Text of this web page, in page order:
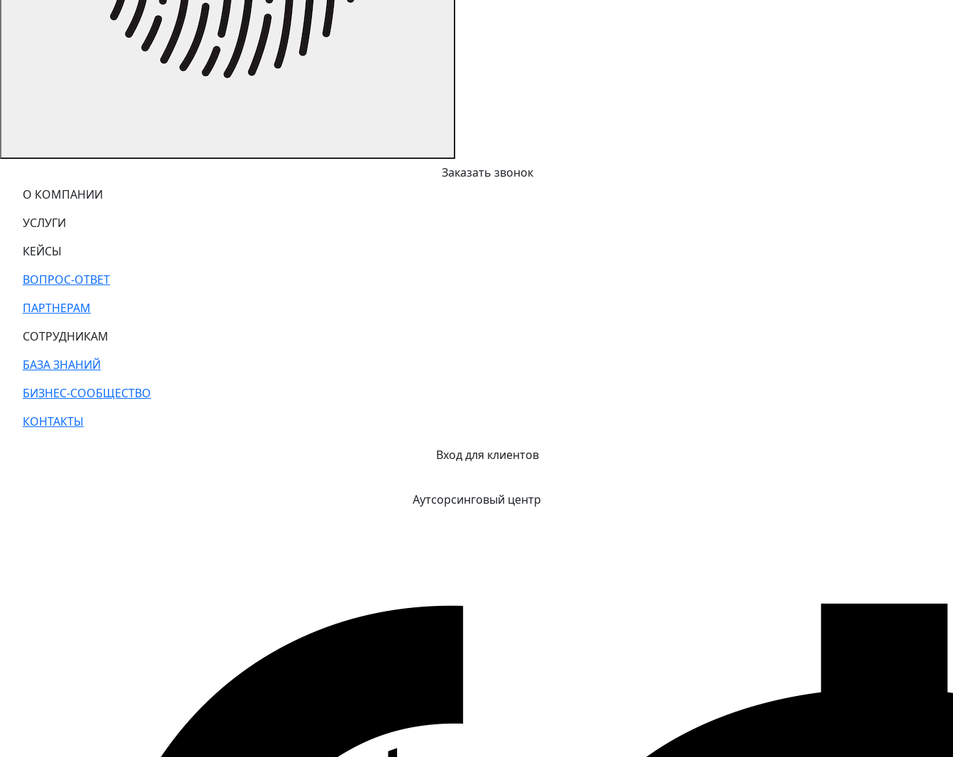
Заказать звонок
О КОМПАНИИ
УСЛУГИ
КЕЙСЫ
ВОПРОС-ОТВЕТ
ПАРТНЕРАМ
СОТРУДНИКАМ
БАЗА ЗНАНИЙ
БИЗНЕС-СООБЩЕСТВО
КОНТАКТЫ
Вход для клиентов
Аутсорсинговый центр